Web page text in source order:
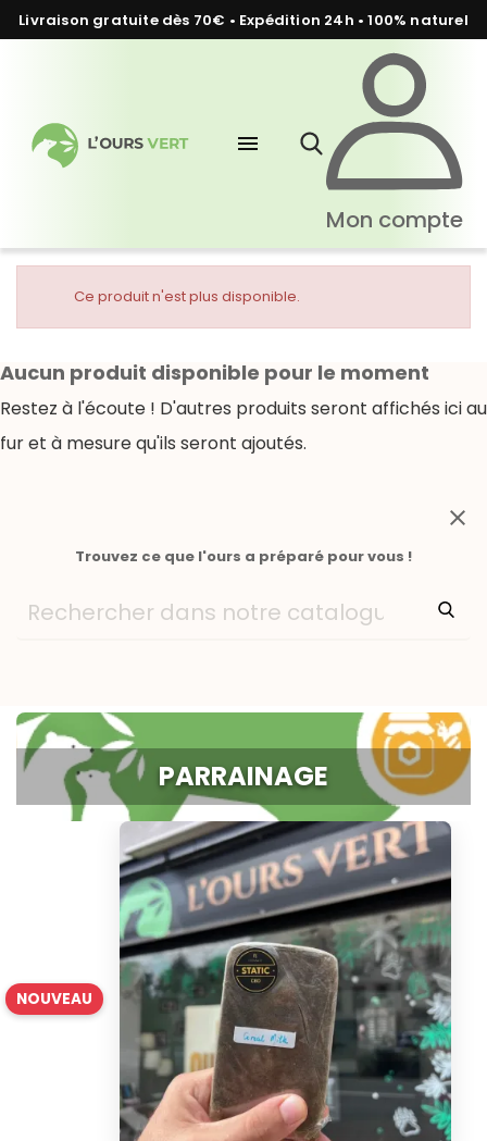
Livraison gratuite dès 70€ • Expédition 24h • 100% naturel
menu
Mon compte
Ce produit n'est plus disponible.
Aucun produit disponible pour le moment
Restez à l'écoute ! D'autres produits seront affichés ici au
fur et à mesure qu'ils seront ajoutés.
close
Trouvez ce que l'ours a préparé pour vous !
PARRAINAGE
NOUVEAU